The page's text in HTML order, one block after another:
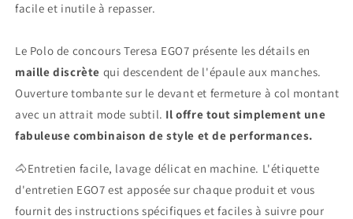
facile et inutile à repasser.
Le Polo de concours Teresa EGO7 présente les détails en
maille discrète qui descendent de l'épaule aux manches.
Ouverture tombante sur le devant et fermeture à col montant
avec un attrait mode subtil. Il offre tout simplement une
fabuleuse combinaison de style et de performances.
🐴Entretien facile, lavage délicat en machine. L'étiquette
d'entretien EGO7 est apposée sur chaque produit et vous
fournit des instructions spécifiques et faciles à suivre pour